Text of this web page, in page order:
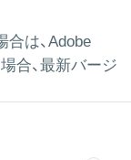
は、Adobe
合、最新バージ